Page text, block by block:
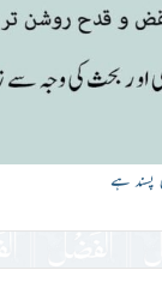
پسند ہے